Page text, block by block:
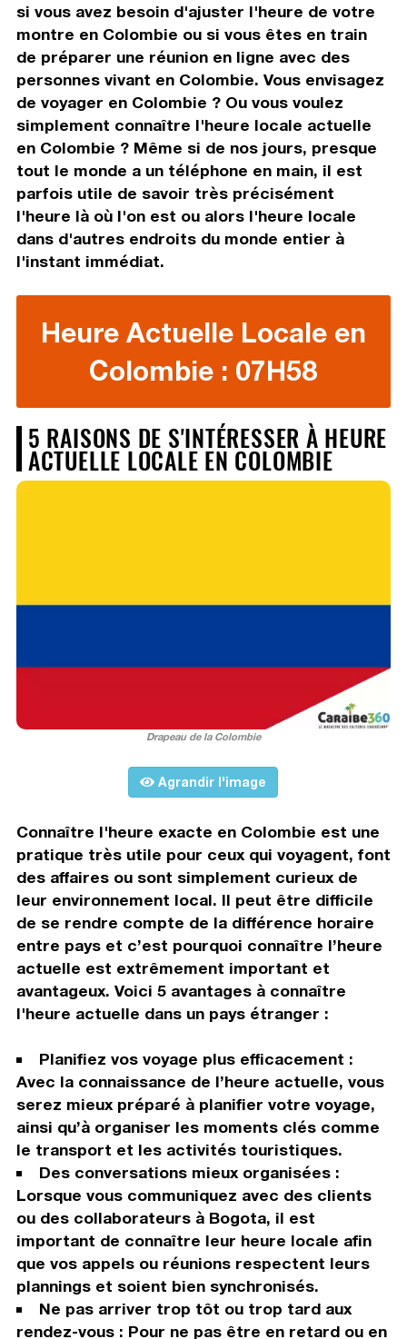
si vous avez besoin d'ajuster l'heure de votre
montre en Colombie ou si vous êtes en train
de préparer une réunion en ligne avec des
personnes vivant en Colombie. Vous envisagez
de voyager en Colombie ? Ou vous voulez
simplement connaître l'heure locale actuelle
en Colombie ? Même si de nos jours, presque
tout le monde a un téléphone en main, il est
parfois utile de savoir très précisément
l'heure là où l'on est ou alors l'heure locale
dans d'autres endroits du monde entier à
l'instant immédiat.
Heure Actuelle Locale en
Colombie : 07H58
5 RAISONS DE S'INTÉRESSER À HEURE
ACTUELLE LOCALE EN COLOMBIE
Drapeau de la Colombie
Agrandir l'image
Connaître l'heure exacte en Colombie est une
pratique très utile pour ceux qui voyagent, font
des affaires ou sont simplement curieux de
leur environnement local. Il peut être difficile
de se rendre compte de la différence horaire
entre pays et c’est pourquoi connaître l’heure
actuelle est extrêmement important et
avantageux. Voici 5 avantages à connaître
l'heure actuelle dans un pays étranger :
Planifiez vos voyage plus efficacement :
Avec la connaissance de l’heure actuelle, vous
serez mieux préparé à planifier votre voyage,
ainsi qu’à organiser les moments clés comme
le transport et les activités touristiques.
Des conversations mieux organisées :
Lorsque vous communiquez avec des clients
ou des collaborateurs à Bogota, il est
important de connaître leur heure locale afin
que vos appels ou réunions respectent leurs
plannings et soient bien synchronisés.
Ne pas arriver trop tôt ou trop tard aux
rendez-vous : Pour ne pas être en retard ou en